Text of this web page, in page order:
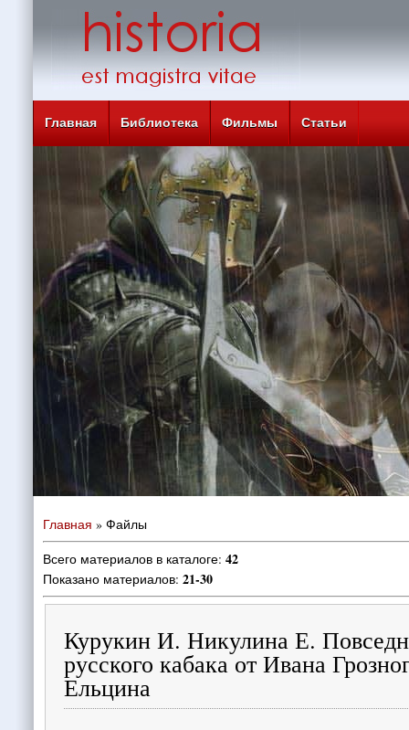
Главная Библиотека Фильмы Статьи
Главная » Файлы
Всего материалов в каталоге: 42
Показано материалов: 21-30
Курукин И. Никулина Е.
русского кабака от Ивана
Ельцина